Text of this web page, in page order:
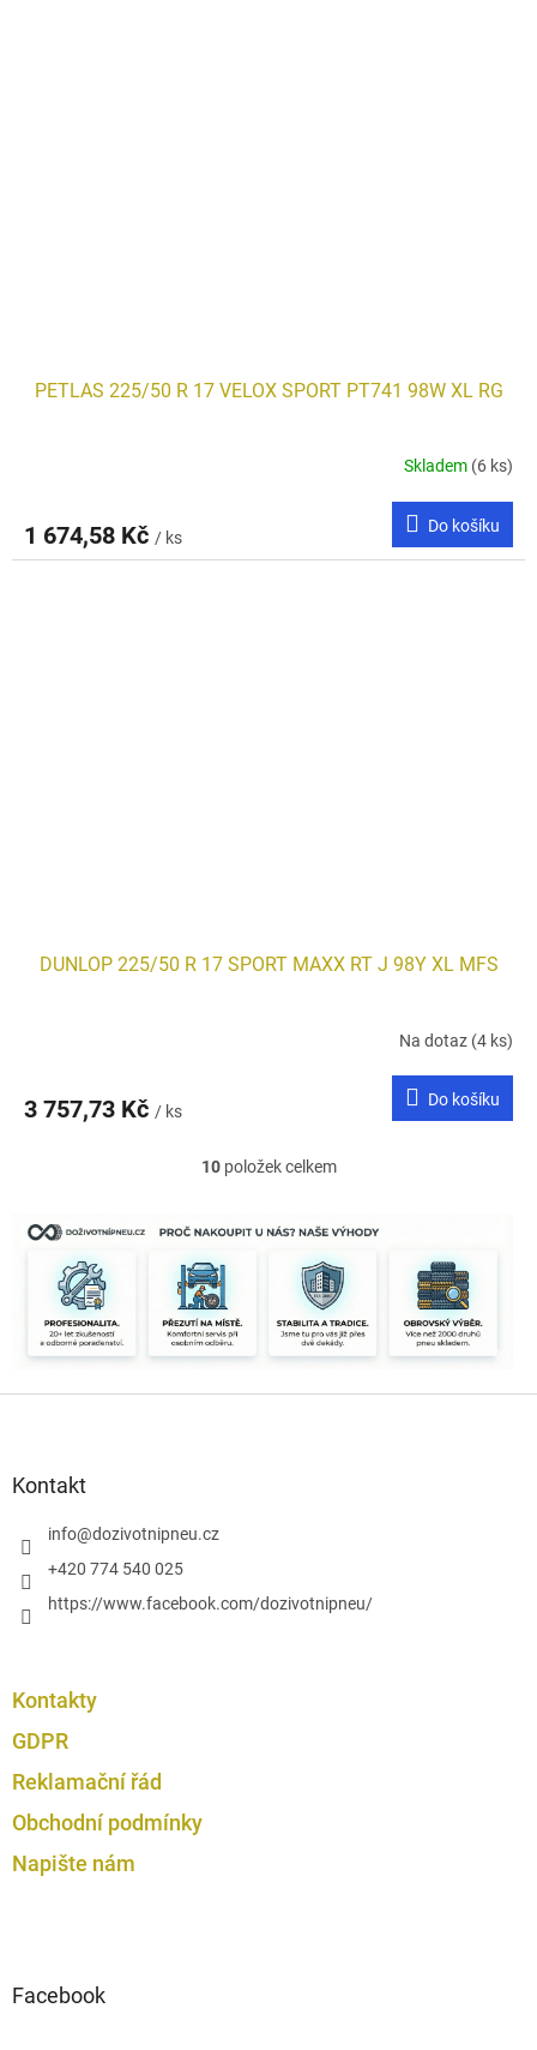
PETLAS 225/50 R 17 VELOX SPORT PT741 98W XL RG
Skladem (6 ks)
1 674,58 Kč / ks
Do košíku
DUNLOP 225/50 R 17 SPORT MAXX RT J 98Y XL MFS
Na dotaz (4 ks)
3 757,73 Kč / ks
Do košíku
O
l
c
p
10položek celkem
Kontakt
info@dozivotnipneu.cz
+420 774 540 025
https://www.facebook.com/dozivotnipneu/
Kontakty
GDPR
Reklamační řád
Obchodní podmínky
Napište nám
Facebook